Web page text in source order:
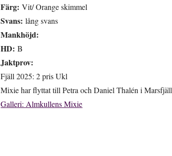
Färg: Vit/ Orange skimmel
Svans: lång svans
Mankhöjd:
HD: B
Jaktprov:
Fjäll 2025: 2 pris Ukl
Mixie har flyttat till Petra och Daniel Thalén i Marsfjäll
Galleri: Almkullens Mixie